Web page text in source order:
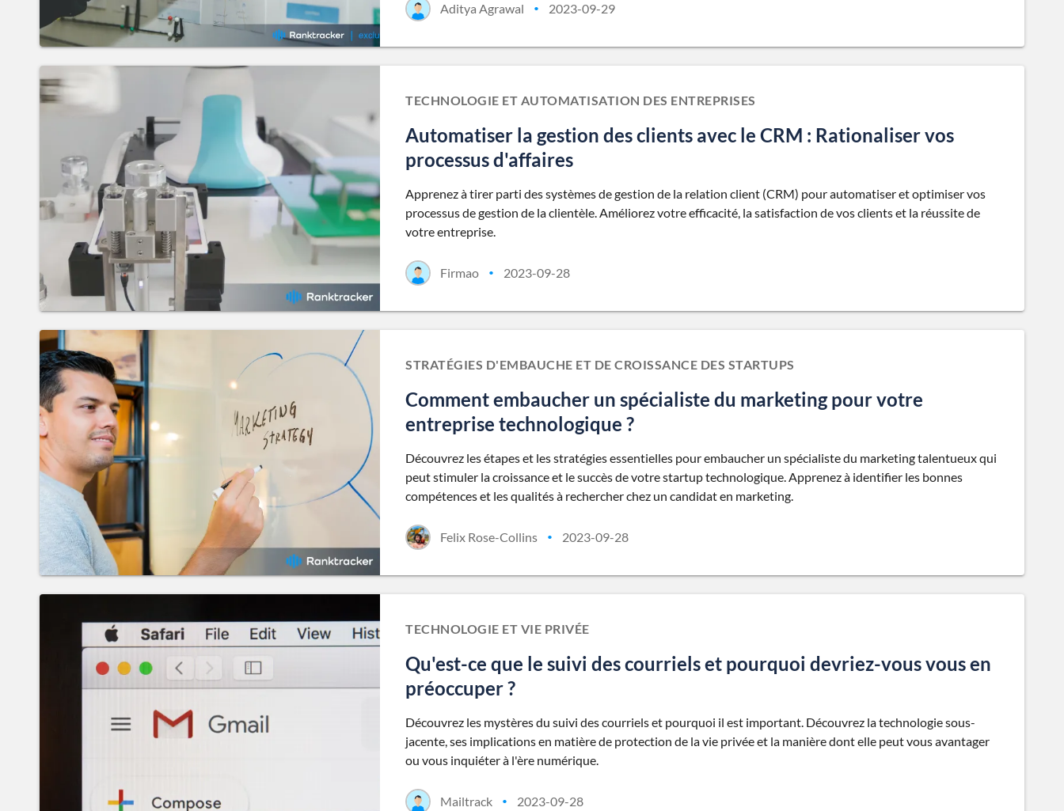
Aditya Agrawal • 2023-09-29
TECHNOLOGIE ET AUTOMATISATION DES ENTREPRISES
Automatiser la gestion des clients avec le CRM : Rationaliser vos
processus d'affaires
Apprenez à tirer parti des systèmes de gestion de la relation client (CRM) pour automatiser et optimiser vos
processus de gestion de la clientèle. Améliorez votre efficacité, la satisfaction de vos clients et la réussite de
votre entreprise.
Firmao • 2023-09-28
STRATÉGIES D'EMBAUCHE ET DE CROISSANCE DES STARTUPS
Comment embaucher un spécialiste du marketing pour votre
entreprise technologique ?
Découvrez les étapes et les stratégies essentielles pour embaucher un spécialiste du marketing talentueux qui
peut stimuler la croissance et le succès de votre startup technologique. Apprenez à identifier les bonnes
compétences et les qualités à rechercher chez un candidat en marketing.
Felix Rose-Collins • 2023-09-28
TECHNOLOGIE ET VIE PRIVÉE
Qu'est-ce que le suivi des courriels et pourquoi devriez-vous vous en
préoccuper ?
Découvrez les mystères du suivi des courriels et pourquoi il est important. Découvrez la technologie sous-
jacente, ses implications en matière de protection de la vie privée et la manière dont elle peut vous avantager
ou vous inquiéter à l'ère numérique.
Mailtrack • 2023-09-28